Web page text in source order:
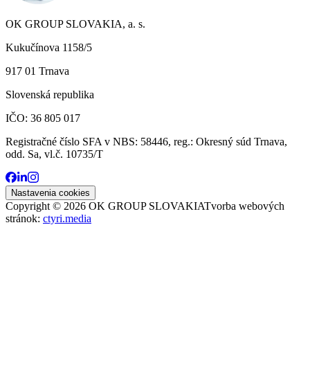
OK GROUP SLOVAKIA, a. s.
Kukučínova 1158/5
917 01 Trnava
Slovenská republika
IČO: 36 805 017
Registračné číslo SFA v NBS: 58446, reg.: Okresný súd Trnava,
odd. Sa, vl.č. 10735/T
Nastavenia cookies
Copyright © 2026 OK GROUP SLOVAKIATvorba webových
stránok: ctyri.media